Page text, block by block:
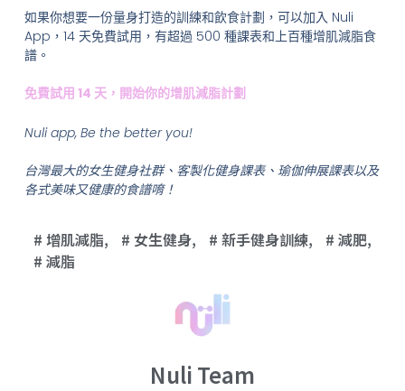
如果你想要一份量身打造的訓練和飲食計劃，可以加入 Nuli
App，14 天免費試用，有超過 500 種課表和上百種增肌減脂食
譜。
免費試用 14 天，開始你的增肌減脂計劃
Nuli app, Be the better you!
台灣最大的女生健身社群、客製化健身課表、瑜伽伸展課表以及
各式美味又健康的食譜唷！
增肌減脂, 女生健身, 新手健身訓練, 減肥,
減脂
Nuli Team